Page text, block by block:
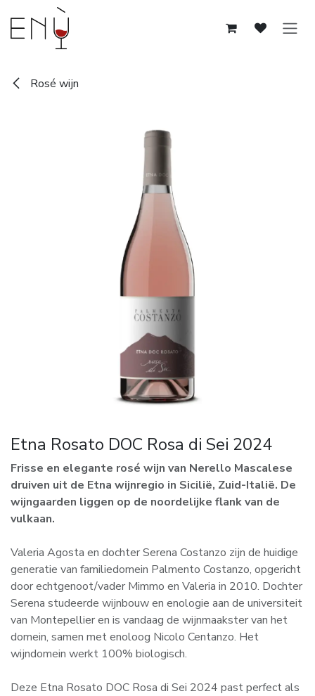
Overslaan naar inhoud
Rosé wijn
Etna Rosato DOC Rosa di Sei 2024
Frisse en elegante rosé wijn van Nerello Mascalese
druiven uit de Etna wijnregio in Sicilië, Zuid-Italië. De
wijngaarden liggen op de noordelijke flank van de
vulkaan.
Valeria Agosta en dochter Serena Costanzo zijn de huidige
generatie van familiedomein Palmento Costanzo, opgericht
door echtgenoot/vader Mimmo en Valeria in 2010. Dochter
Serena studeerde wijnbouw en enologie aan de universiteit
van Montepellier en is vandaag de wijnmaakster van het
domein, samen met enoloog Nicolo Centanzo. Het
wijndomein werkt 100% biologisch.
Deze Etna Rosato DOC Rosa di Sei 2024 past perfect als